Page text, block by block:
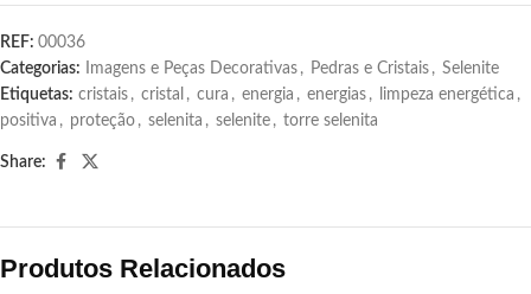
REF: 00036
Categorias:
Imagens e Peças Decorativas , Pedras e Cristais , Selenite
Etiquetas: cristais , cristal , cura , energia , energias , limpeza energética ,
positiva , proteção , selenita , selenite , torre selenita
Share:
Produtos Relacionados